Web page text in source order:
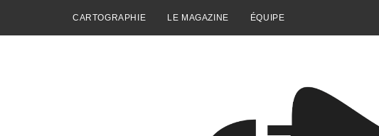
CARTOGRAPHIE LE MAGAZINE ÉQUIPE